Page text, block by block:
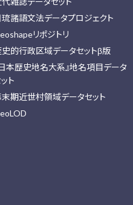
諸語文法データプロジェクト
リポジトリ
的行政区域データセットβ版
本歴史地名大系』地名項目データ
ト
期近世村領域データセット